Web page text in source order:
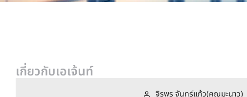
เกี่ยวกับเอเจ้นท์
จิรพร จันทร์แก้ว(คุณมะนาว)